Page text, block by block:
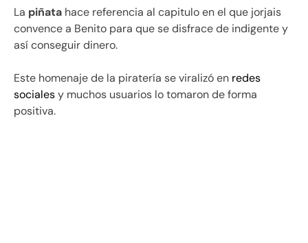
La piñata hace referencia al capitulo en el que jorjais
convence a Benito para que se disfrace de indigente y
así conseguir dinero.
Este homenaje de la piratería se viralizó en redes
socialesy muchos usuarios lo tomaron de forma
positiva.